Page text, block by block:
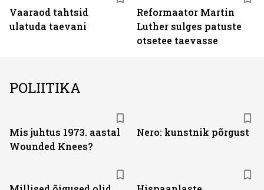
Vaaraod tahtsid
ulatuda taevani
Reformaator Martin
Luther sulges patuste
otsetee taevasse
POLIITIKA
Mis juhtus 1973. aastal
Wounded Knees?
Nero: kunstnik põrgust